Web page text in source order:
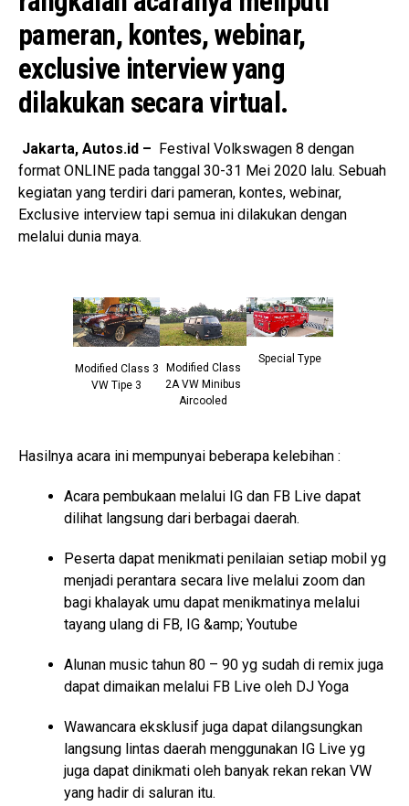
pameran, kontes, webinar,
exclusive interview yang
dilakukan secara virtual.
Jakarta, Autos.id – Festival Volkswagen 8 dengan
format ONLINE pada tanggal 30-31 Mei 2020 lalu. Sebuah
kegiatan yang terdiri dari pameran, kontes, webinar,
Exclusive interview tapi semua ini dilakukan dengan
melalui dunia maya.
Modified Class 3
VW Tipe 3
Modified Class
2A VW Minibus
Aircooled
Special Type
Hasilnya acara ini mempunyai beberapa kelebihan :
Acara pembukaan melalui IG dan FB Live dapat
dilihat langsung dari berbagai daerah.
Peserta dapat menikmati penilaian setiap mobil yg
menjadi perantara secara live melalui zoom dan
bagi khalayak umu dapat menikmatinya melalui
tayang ulang di FB, IG &amp; Youtube
Alunan music tahun 80 – 90 yg sudah di remix juga
dapat dimaikan melalui FB Live oleh DJ Yoga
Wawancara eksklusif juga dapat dilangsungkan
langsung lintas daerah menggunakan IG Live yg
juga dapat dinikmati oleh banyak rekan rekan VW
yang hadir di saluran itu.